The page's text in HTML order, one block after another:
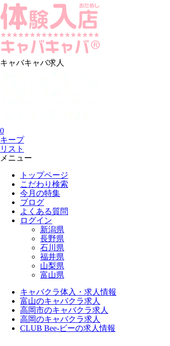
キャバキャバ求人
0
キープ
リスト
メニュー
トップページ
こだわり検索
今月の特集
ブログ
よくある質問
ログイン
新潟県
長野県
石川県
福井県
山梨県
富山県
キャバクラ体入・求人情報
富山のキャバクラ求人
高岡市のキャバクラ求人
高岡のキャバクラ求人
CLUB Bee-ビーの求人情報